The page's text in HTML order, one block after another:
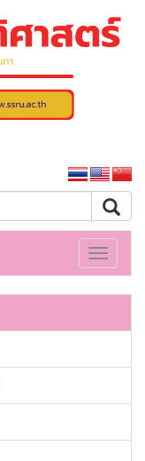
Toggle